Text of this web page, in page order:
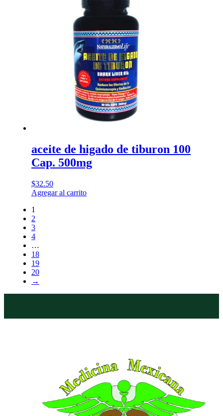
aceite de higado de tiburon 100
Cap. 500mg
$32.50
Agregar al carrito
1
2
3
4
…
18
19
20
→